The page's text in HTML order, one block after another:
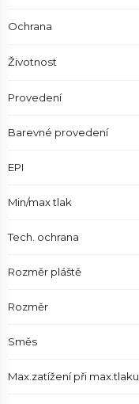
Ochrana
Životnost
Provedení
Barevné provedení
EPI
Min/max tlak
Tech. ochrana
Rozměr pláště
Rozměr
Směs
Max.zatížení při max.tlaku